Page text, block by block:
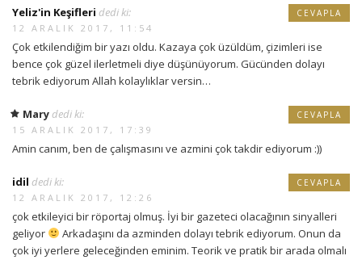
Yeliz'in Keşifleri dedi ki:
12 ARALIK 2017, 11:54
Çok etkilendiğim bir yazı oldu. Kazaya çok üzüldüm, çizimleri ise
bence çok güzel ilerletmeli diye düşünüyorum. Gücünden dolayı
tebrik ediyorum Allah kolaylıklar versin…
CEVAPLA
Mary dedi ki:
15 ARALIK 2017, 17:39
Amin canım, ben de çalışmasını ve azmini çok takdir ediyorum :))
CEVAPLA
idil dedi ki:
12 ARALIK 2017, 12:26
çok etkileyici bir röportaj olmuş. İyi bir gazeteci olacağının sinyalleri
geliyor
Arkadaşını da azminden dolayı tebrik ediyorum. Onun da
çok iyi yerlere geleceğinden eminim. Teorik ve pratik bir arada olmalı
CEVAPLA